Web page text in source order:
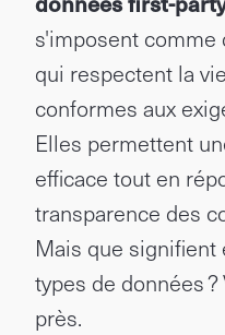
s'imposent
qui respectent la
conformes aux
Elles permettent
efficace tout en
transparence des
Mais que signifient
types de données
près.